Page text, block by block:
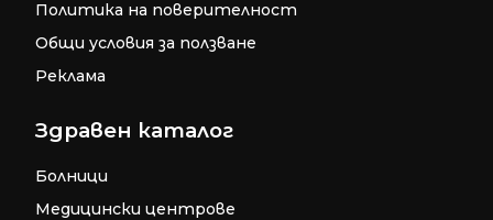
Политика на поверителност
Общи условия за ползване
Реклама
Здравен каталог
Болници
Медицински центрове